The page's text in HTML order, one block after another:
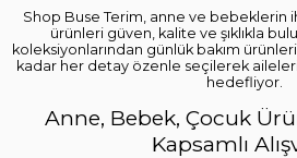
Shop Buse Terim, anne ve bebeklerin
ürünleri güven, kalite ve şıklıkla
koleksiyonlarından günlük bakım
kadar her detay özenle seçilerek
hedefliyor.
Anne, Bebek, Çocuk
Kapsamlı